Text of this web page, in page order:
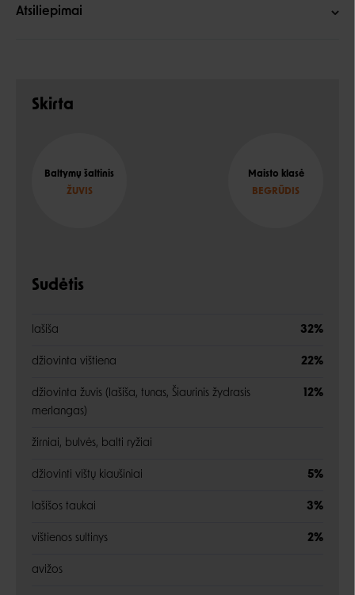
Atsiliepimai
Skirta
Baltymų šaltinis
ŽUVIS
Maisto klasė
BEGRŪDIS
Sudėtis
lašiša 32%
džiovinta vištiena 22%
džiovinta žuvis (lašiša, tunas, Šiaurinis žydrasis
merlangas)
12%
žirniai, bulvės, balti ryžiai
džiovinti vištų kiaušiniai 5%
lašišos taukai 3%
vištienos sultinys 2%
avižos